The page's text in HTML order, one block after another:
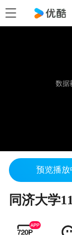
数据
预览播放
同济大学